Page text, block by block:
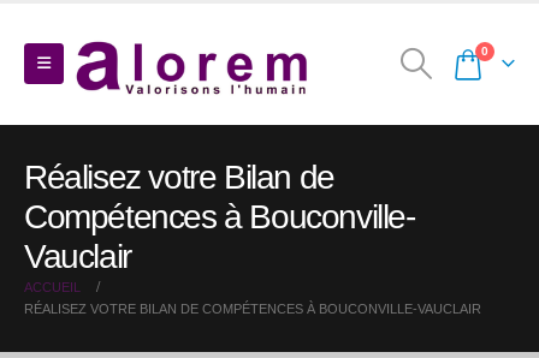
0
Réalisez votre Bilan de
Compétences à Bouconville-
Vauclair
ACCUEIL
RÉALISEZ VOTRE BILAN DE COMPÉTENCES À BOUCONVILLE-VAUCLAIR